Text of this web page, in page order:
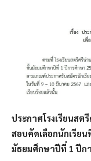
ประกาศโรงเรียนสต
สอบคัดเลือกนักเรีย
มัธยมศึกษาปีที่ 1 ปีก